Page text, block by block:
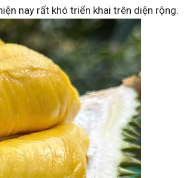
nay rất khó triển khai trên diện rộng.